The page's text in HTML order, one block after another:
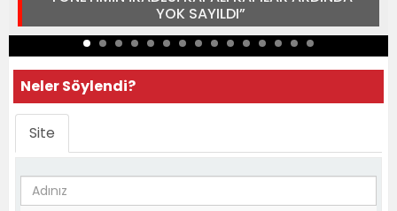
YOK SAYILDI”
Neler Söylendi?
Site